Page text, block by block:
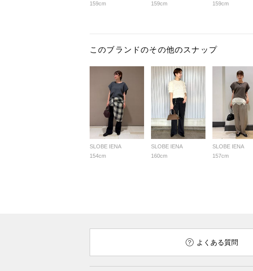
159cm
159cm
159cm
このブランドのその他のスナップ
SLOBE IENA
154cm
SLOBE IENA
160cm
SLOBE IENA
157cm
よくある質問